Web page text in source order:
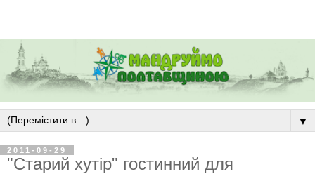
▼
2011-09-29
"Старий хутір" гостинний для